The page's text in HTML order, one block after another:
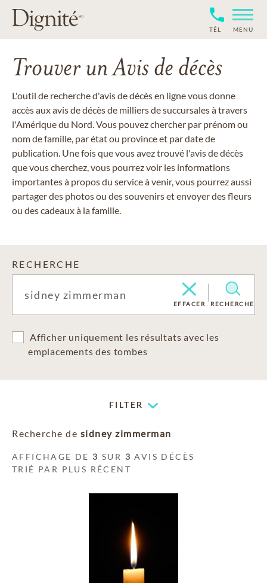
TÉL MENU
Trouver un Avis de décès
L'outil de recherche d'avis de décès en ligne vous donne
accès aux avis de décès de milliers de succursales à travers
l'Amérique du Nord. Vous pouvez chercher par prénom ou
nom de famille, par état ou province et par date de
publication. Une fois que vous avez trouvé l'avis de décès
que vous cherchez, vous pourrez voir les informations
importantes à propos du service à venir, vous pourrez aussi
partager des photos ou des souvenirs et envoyer des fleurs
ou des cadeaux à la famille.
RECHERCHE
EFFACER RECHERCHE
Afficher uniquement les résultats avec les
emplacements des tombes
FILTER
Recherche de sidney zimmerman
AFFICHAGE DE 3 SUR 3 AVIS DÉCÈS
TRIÉ PAR PLUS RÉCENT